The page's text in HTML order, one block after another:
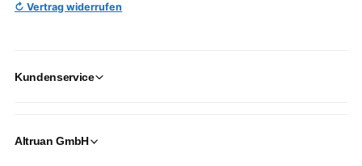
↻ Vertrag widerrufen
Kundenservice
Altruan GmbH